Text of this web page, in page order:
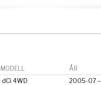
ÅR
dCi 4WD 2005-07 –